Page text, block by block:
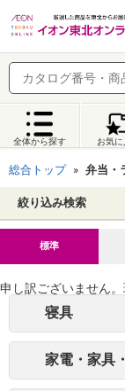
全体から探す お気に
総合トップ 弁当・
絞り込み検索
標準
申し訳ございません
寝具
家電・家具